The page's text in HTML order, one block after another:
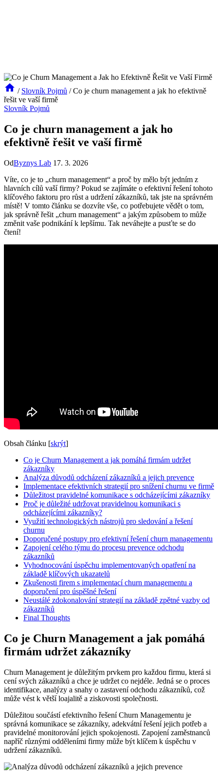
/ Slovník Pojmů / Co je churn management a jak ho efektivně
řešit ve vaší firmě
Slovník Pojmů
Co je churn management a jak ho
efektivně řešit ve vaší firmě
OdByznys Lab 17. 3. 2026
Víte, co je to „churn management“ a proč by mělo být jedním z
hlavních cílů vaší firmy? Pokud se zajímáte o efektivní řešení tohoto
klíčového faktoru pro růst a udržení zákazníků, tak jste na správném
místě! V tomto článku se dozvíte vše, co potřebujete vědět o tom,
jak správně řešit „churn management“ a jakým způsobem to může
změnit vaše podnikání k lepšímu. Tak neváhejte a pusťte se do
čtení!
Obsah článku [skrýt]
Co je Churn Management a jak pomáhá firmám udržet
zákazníky
Analýza důvodů odcházení zákazníků a jejich prevence
Implementace efektivních strategií pro snížení churnu ve firmě
Důležitost pravidelné komunikace s odcházejícími zákazníky
Proč je důležité udržovat pravidelnou komunikaci s
odcházejícími zákazníky?
Využití technologických nástrojů pro sledování a řešení
churnu
Doporučené postupy pro efektivní řešení churn managementu
Zapojení celého týmu do procesu prevence odchodu
zákazníků
Vyhodnocování úspěchu implementovaných opatření na
základě klíčových ukazatelů
Zkušenosti firem s implementací churn managementu a
doporučení pro úspěšné řešení
Neustálé zdokonalování strategií na základě zpětné vazby od
zákazníků
Final Thoughts
Co je Churn Management a jak pomáhá
firmám udržet zákazníky
Churn Management je důležitým prvkem pro každou firmu, která si
cení svých zákazníků a chce je udržet co nejdéle. Jedná se o proces
identifikace, analýzy a snahy o zastavení odchodu zákazníků, což
může vést k větší loajalitě a ziskovosti společnosti.
Důležitou součástí efektivního řešení Churn Managementu je
správná komunikace se zákazníky, adekvátní řešení jejich potřeb a
pravidelné monitorování jejich spokojenosti. Zapojení zaměstnanců
napříč různými odděleními firmy může být klíčem k úspěchu v
udržení zákazníků.